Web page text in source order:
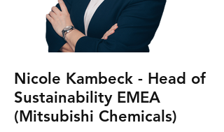
Nicole Kambeck - Head of
Sustainability EMEA
(Mitsubishi Chemicals)